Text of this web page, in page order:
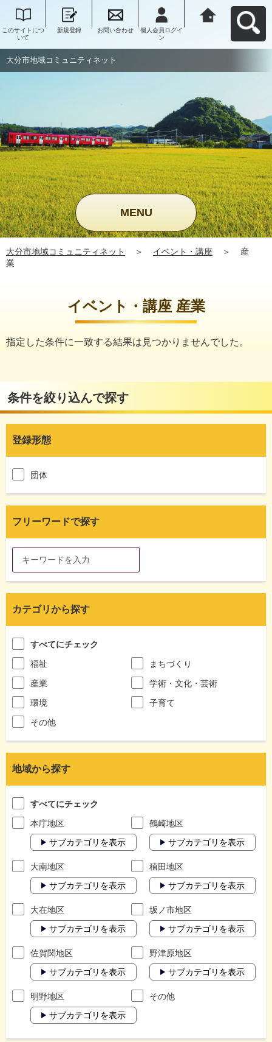
このサイトにつ
いて
新規登録 お問い合わせ
個人会員ログイ
ン
大分市地域コミュニティネット
MENU
大分市地域コミュニティネット ＞ イベント・講座 ＞
産
業
イベント・講座 産業
指定した条件に一致する結果は見つかりませんでした。
条件を絞り込んで探す
登録形態
団体
フリーワードで探す
カテゴリから探す
すべてにチェック
福祉
まちづくり
産業
学術・文化・芸術
環境
子育て
その他
地域から探す
すべてにチェック
本庁地区
サブカテゴリを表示
鶴崎地区
サブカテゴリを表示
大南地区
サブカテゴリを表示
稙田地区
サブカテゴリを表示
大在地区
サブカテゴリを表示
坂ノ市地区
サブカテゴリを表示
佐賀関地区
サブカテゴリを表示
野津原地区
サブカテゴリを表示
明野地区
サブカテゴリを表示
その他